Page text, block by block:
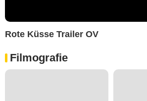
Rote Küsse Trailer OV
Filmografie